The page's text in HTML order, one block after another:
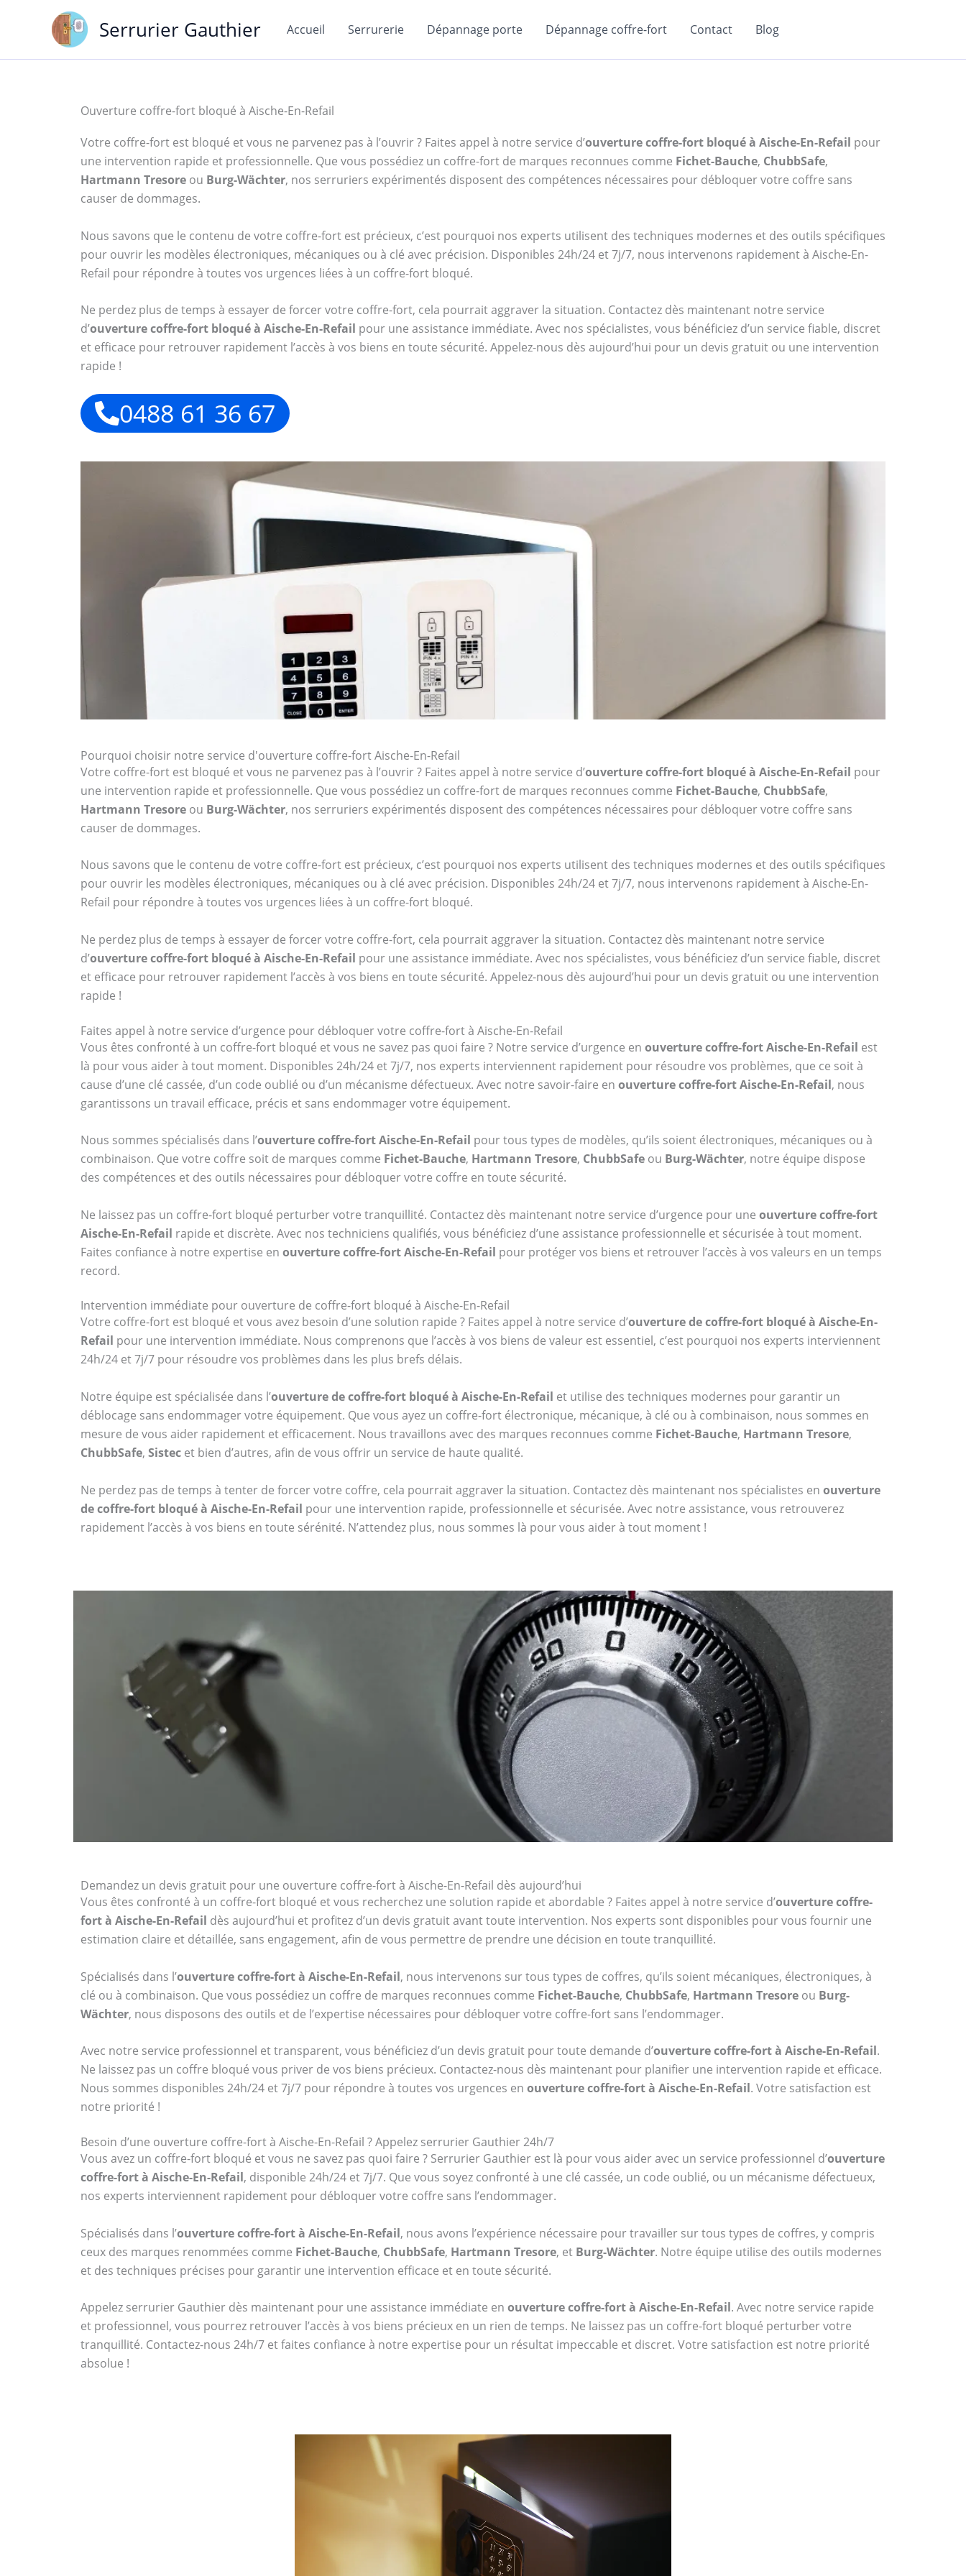
Serrurier Gauthier Accueil Serrurerie Dépannage porte Dépannage coffre-fort Contact Blog
Ouverture coffre-fort bloqué à Aische-En-Refail
Votre coffre-fort est bloqué et vous ne parvenez pas à l’ouvrir ? Faites appel à notre service d’ouverture coffre-fort bloqué à Aische-En-Refail pour
une intervention rapide et professionnelle. Que vous possédiez un coffre-fort de marques reconnues comme Fichet-Bauche, ChubbSafe,
Hartmann Tresore ou Burg-Wächter, nos serruriers expérimentés disposent des compétences nécessaires pour débloquer votre coffre sans
causer de dommages.
Nous savons que le contenu de votre coffre-fort est précieux, c’est pourquoi nos experts utilisent des techniques modernes et des outils spécifiques
pour ouvrir les modèles électroniques, mécaniques ou à clé avec précision. Disponibles 24h/24 et 7j/7, nous intervenons rapidement à Aische-En-
Refail pour répondre à toutes vos urgences liées à un coffre-fort bloqué.
Ne perdez plus de temps à essayer de forcer votre coffre-fort, cela pourrait aggraver la situation. Contactez dès maintenant notre service
d’ouverture coffre-fort bloqué à Aische-En-Refail pour une assistance immédiate. Avec nos spécialistes, vous bénéficiez d’un service fiable, discret
et efficace pour retrouver rapidement l’accès à vos biens en toute sécurité. Appelez-nous dès aujourd’hui pour un devis gratuit ou une intervention
rapide !
0488 61 36 67
Pourquoi choisir notre service d'ouverture coffre-fort Aische-En-Refail
Votre coffre-fort est bloqué et vous ne parvenez pas à l’ouvrir ? Faites appel à notre service d’ouverture coffre-fort bloqué à Aische-En-Refail pour
une intervention rapide et professionnelle. Que vous possédiez un coffre-fort de marques reconnues comme Fichet-Bauche, ChubbSafe,
Hartmann Tresore ou Burg-Wächter, nos serruriers expérimentés disposent des compétences nécessaires pour débloquer votre coffre sans
causer de dommages.
Nous savons que le contenu de votre coffre-fort est précieux, c’est pourquoi nos experts utilisent des techniques modernes et des outils spécifiques
pour ouvrir les modèles électroniques, mécaniques ou à clé avec précision. Disponibles 24h/24 et 7j/7, nous intervenons rapidement à Aische-En-
Refail pour répondre à toutes vos urgences liées à un coffre-fort bloqué.
Ne perdez plus de temps à essayer de forcer votre coffre-fort, cela pourrait aggraver la situation. Contactez dès maintenant notre service
d’ouverture coffre-fort bloqué à Aische-En-Refail pour une assistance immédiate. Avec nos spécialistes, vous bénéficiez d’un service fiable, discret
et efficace pour retrouver rapidement l’accès à vos biens en toute sécurité. Appelez-nous dès aujourd’hui pour un devis gratuit ou une intervention
rapide !
Faites appel à notre service d’urgence pour débloquer votre coffre-fort à Aische-En-Refail
Vous êtes confronté à un coffre-fort bloqué et vous ne savez pas quoi faire ? Notre service d’urgence en ouverture coffre-fort Aische-En-Refail est
là pour vous aider à tout moment. Disponibles 24h/24 et 7j/7, nos experts interviennent rapidement pour résoudre vos problèmes, que ce soit à
cause d’une clé cassée, d’un code oublié ou d’un mécanisme défectueux. Avec notre savoir-faire en ouverture coffre-fort Aische-En-Refail, nous
garantissons un travail efficace, précis et sans endommager votre équipement.
Nous sommes spécialisés dans l’ouverture coffre-fort Aische-En-Refail pour tous types de modèles, qu’ils soient électroniques, mécaniques ou à
combinaison. Que votre coffre soit de marques comme Fichet-Bauche, Hartmann Tresore, ChubbSafe ou Burg-Wächter, notre équipe dispose
des compétences et des outils nécessaires pour débloquer votre coffre en toute sécurité.
Ne laissez pas un coffre-fort bloqué perturber votre tranquillité. Contactez dès maintenant notre service d’urgence pour une ouverture coffre-fort
Aische-En-Refail rapide et discrète. Avec nos techniciens qualifiés, vous bénéficiez d’une assistance professionnelle et sécurisée à tout moment.
Faites confiance à notre expertise en ouverture coffre-fort Aische-En-Refail pour protéger vos biens et retrouver l’accès à vos valeurs en un temps
record.
Intervention immédiate pour ouverture de coffre-fort bloqué à Aische-En-Refail
Votre coffre-fort est bloqué et vous avez besoin d’une solution rapide ? Faites appel à notre service d’ouverture de coffre-fort bloqué à Aische-En-
Refail pour une intervention immédiate. Nous comprenons que l’accès à vos biens de valeur est essentiel, c’est pourquoi nos experts interviennent
24h/24 et 7j/7 pour résoudre vos problèmes dans les plus brefs délais.
Notre équipe est spécialisée dans l’ouverture de coffre-fort bloqué à Aische-En-Refail et utilise des techniques modernes pour garantir un
déblocage sans endommager votre équipement. Que vous ayez un coffre-fort électronique, mécanique, à clé ou à combinaison, nous sommes en
mesure de vous aider rapidement et efficacement. Nous travaillons avec des marques reconnues comme Fichet-Bauche, Hartmann Tresore,
ChubbSafe, Sistec et bien d’autres, afin de vous offrir un service de haute qualité.
Ne perdez pas de temps à tenter de forcer votre coffre, cela pourrait aggraver la situation. Contactez dès maintenant nos spécialistes en ouverture
de coffre-fort bloqué à Aische-En-Refail pour une intervention rapide, professionnelle et sécurisée. Avec notre assistance, vous retrouverez
rapidement l’accès à vos biens en toute sérénité. N’attendez plus, nous sommes là pour vous aider à tout moment !
Demandez un devis gratuit pour une ouverture coffre-fort à Aische-En-Refail dès aujourd’hui
Vous êtes confronté à un coffre-fort bloqué et vous recherchez une solution rapide et abordable ? Faites appel à notre service d’ouverture coffre-
fort à Aische-En-Refail dès aujourd’hui et profitez d’un devis gratuit avant toute intervention. Nos experts sont disponibles pour vous fournir une
estimation claire et détaillée, sans engagement, afin de vous permettre de prendre une décision en toute tranquillité.
Spécialisés dans l’ouverture coffre-fort à Aische-En-Refail, nous intervenons sur tous types de coffres, qu’ils soient mécaniques, électroniques, à
clé ou à combinaison. Que vous possédiez un coffre de marques reconnues comme Fichet-Bauche, ChubbSafe, Hartmann Tresore ou Burg-
Wächter, nous disposons des outils et de l’expertise nécessaires pour débloquer votre coffre-fort sans l’endommager.
Avec notre service professionnel et transparent, vous bénéficiez d’un devis gratuit pour toute demande d’ouverture coffre-fort à Aische-En-Refail.
Ne laissez pas un coffre bloqué vous priver de vos biens précieux. Contactez-nous dès maintenant pour planifier une intervention rapide et efficace.
Nous sommes disponibles 24h/24 et 7j/7 pour répondre à toutes vos urgences en ouverture coffre-fort à Aische-En-Refail. Votre satisfaction est
notre priorité !
Besoin d’une ouverture coffre-fort à Aische-En-Refail ? Appelez serrurier Gauthier 24h/7
Vous avez un coffre-fort bloqué et vous ne savez pas quoi faire ? Serrurier Gauthier est là pour vous aider avec un service professionnel d’ouverture
coffre-fort à Aische-En-Refail, disponible 24h/24 et 7j/7. Que vous soyez confronté à une clé cassée, un code oublié, ou un mécanisme défectueux,
nos experts interviennent rapidement pour débloquer votre coffre sans l’endommager.
Spécialisés dans l’ouverture coffre-fort à Aische-En-Refail, nous avons l’expérience nécessaire pour travailler sur tous types de coffres, y compris
ceux des marques renommées comme Fichet-Bauche, ChubbSafe, Hartmann Tresore, et Burg-Wächter. Notre équipe utilise des outils modernes
et des techniques précises pour garantir une intervention efficace et en toute sécurité.
Appelez serrurier Gauthier dès maintenant pour une assistance immédiate en ouverture coffre-fort à Aische-En-Refail. Avec notre service rapide
et professionnel, vous pourrez retrouver l’accès à vos biens précieux en un rien de temps. Ne laissez pas un coffre-fort bloqué perturber votre
tranquillité. Contactez-nous 24h/7 et faites confiance à notre expertise pour un résultat impeccable et discret. Votre satisfaction est notre priorité
absolue !